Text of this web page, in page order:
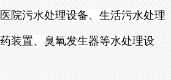
院污水处理设备、生活污水处理
装置、臭氧发生器等水处理设